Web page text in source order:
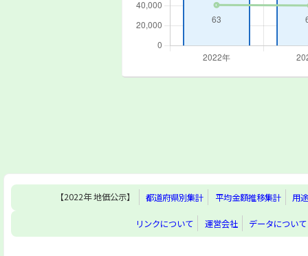
【2022年 地価公示】 都道府県別集計 平均金額推移集計 用
リンクについて 運営会社 データについて